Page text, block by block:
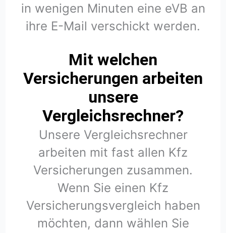
in wenigen Minuten eine eVB an
ihre E-Mail verschickt werden.
Mit welchen
Versicherungen arbeiten
unsere
Vergleichsrechner?
Unsere Vergleichsrechner
arbeiten mit fast allen Kfz
Versicherungen zusammen.
Wenn Sie einen Kfz
Versicherungsvergleich haben
möchten, dann wählen Sie